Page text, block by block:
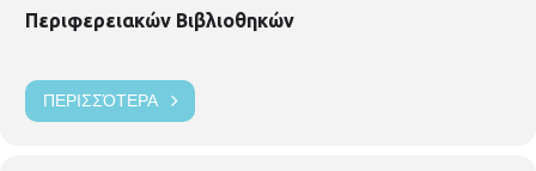
Περιφερειακών Βιβλιοθηκών
ΠΕΡΙΣΣΌΤΕΡΑ